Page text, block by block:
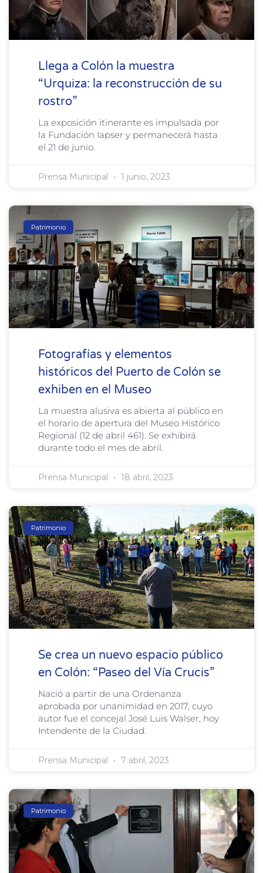
Llega a Colón la muestra
“Urquiza: la reconstrucción de su
rostro”
La exposición itinerante es impulsada por
la Fundación Iapser y permanecerá hasta
el 21 de junio.
Prensa Municipal 1 junio, 2023
Patrimonio
Fotografías y elementos
históricos del Puerto de Colón se
exhiben en el Museo
La muestra alusiva es abierta al público en
el horario de apertura del Museo Histórico
Regional (12 de abril 461). Se exhibirá
durante todo el mes de abril.
Prensa Municipal 18 abril, 2023
Patrimonio
Se crea un nuevo espacio público
en Colón: “Paseo del Vía Crucis”
Nació a partir de una Ordenanza
aprobada por unanimidad en 2017, cuyo
autor fue el concejal José Luis Walser, hoy
Intendente de la Ciudad.
Prensa Municipal 7 abril, 2023
Patrimonio